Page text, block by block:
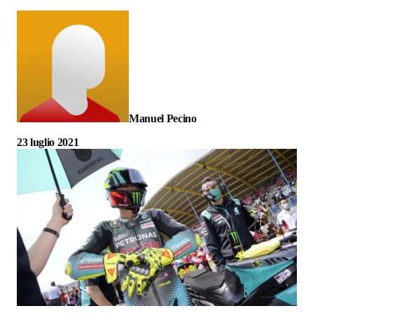
Manuel Pecino
23 luglio 2021